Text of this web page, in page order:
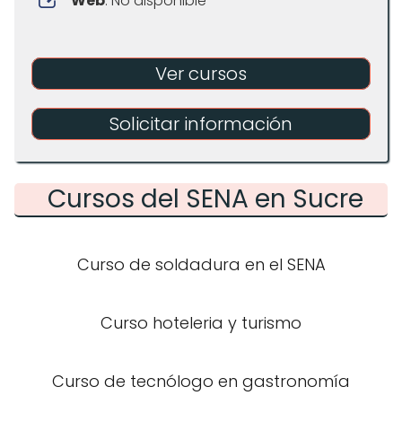
Ver cursos
Solicitar información
Cursos del SENA en Sucre
Curso de soldadura en el SENA
Curso hoteleria y turismo
Curso de tecnólogo en gastronomía